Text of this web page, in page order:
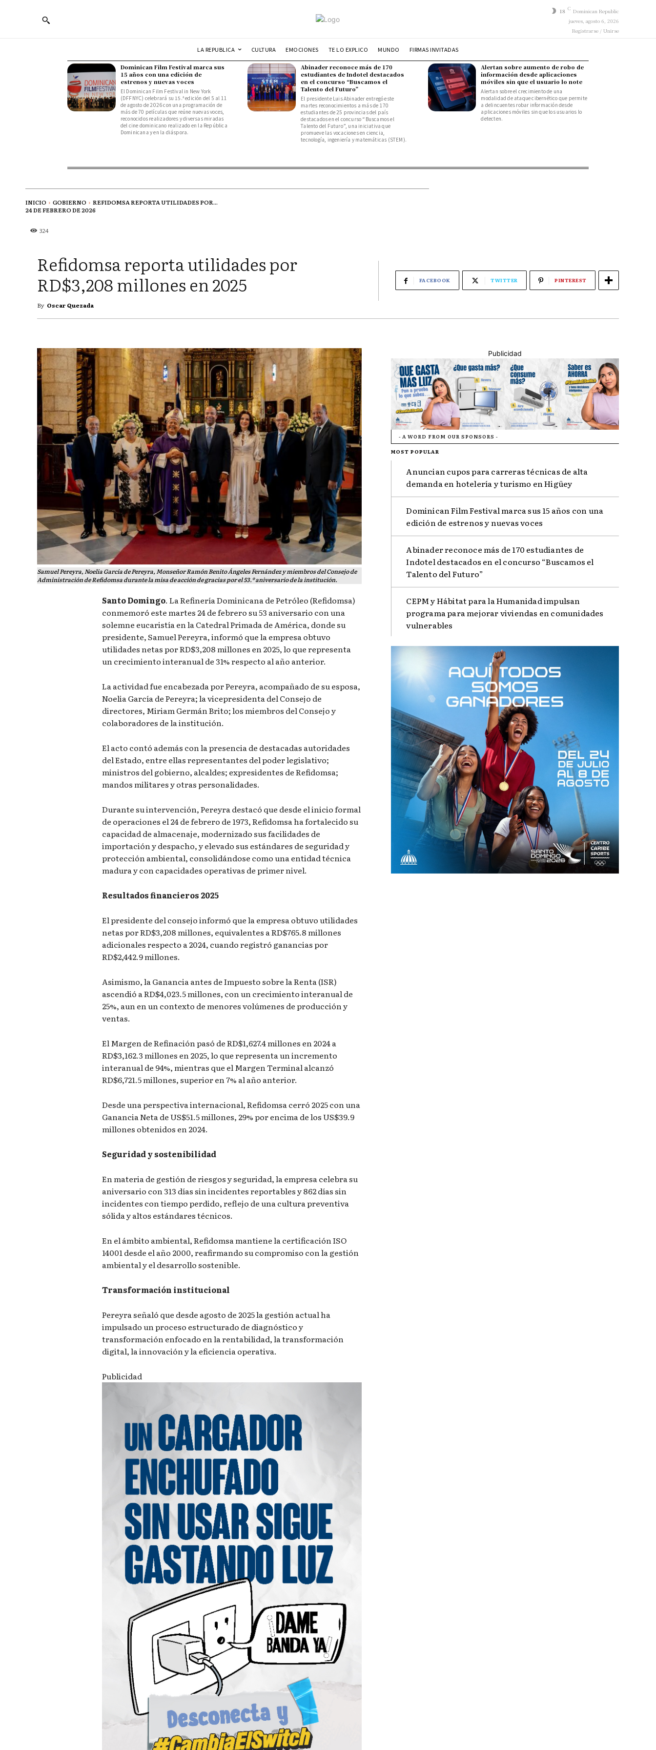
18 C Dominican Republic
jueves, agosto 6, 2026
Registrarse / Unirse
LA REPUBLICA CULTURA EMOCIONES TE LO EXPLICO MUNDO FIRMAS INVITADAS
Dominican Film Festival marca sus
15 años con una edición de
estrenos y nuevas voces
El Dominican Film Festival in New York
(DFFNYC) celebrará su 15.ª edición del 5 al 11
de agosto de 2026 con una programación de
más de 70 películas que reúne nuevas voces,
reconocidos realizadores y diversas miradas
del cine dominicano realizado en la República
Dominicana y en la diáspora.
Abinader reconoce más de 170
estudiantes de Indotel destacados
en el concurso “Buscamos el
Talento del Futuro”
El presidente Luis Abinader entregó este
martes reconocimientos a más de 170
estudiantes de 25 provincias del país
destacados en el concurso “Buscamos el
Talento del Futuro”, una iniciativa que
promueve las vocaciones en ciencia,
tecnología, ingeniería y matemáticas (STEM).
Alertan sobre aumento de robo de
información desde aplicaciones
móviles sin que el usuario lo note
Alertan sobre el crecimiento de una
modalidad de ataque cibernético que permite
a delincuentes robar información desde
aplicaciones móviles sin que los usuarios lo
detecten.
INICIO GOBIERNO
REFIDOMSA REPORTA UTILIDADES POR...
24 DE FEBRERO DE 2026
324
Refidomsa reporta utilidades por
RD$3,208 millones en 2025
By Oscar Quezada
FACEBOOK TWITTER PINTEREST
Samuel Pereyra, Noelia García de Pereyra, Monseñor Ramón Benito Ángeles Fernández y miembros del Consejo de
Administración de Refidomsa durante la misa de acción de gracias por el 53.º aniversario de la institución.
Santo Domingo. La Refinería Dominicana de Petróleo (Refidomsa)
conmemoró este martes 24 de febrero su 53 aniversario con una
solemne eucaristía en la Catedral Primada de América, donde su
presidente, Samuel Pereyra, informó que la empresa obtuvo
utilidades netas por RD$3,208 millones en 2025, lo que representa
un crecimiento interanual de 31% respecto al año anterior.
La actividad fue encabezada por Pereyra, acompañado de su esposa,
Noelia García de Pereyra; la vicepresidenta del Consejo de
directores, Miriam Germán Brito; los miembros del Consejo y
colaboradores de la institución.
El acto contó además con la presencia de destacadas autoridades
del Estado, entre ellas representantes del poder legislativo;
ministros del gobierno, alcaldes; expresidentes de Refidomsa;
mandos militares y otras personalidades.
Durante su intervención, Pereyra destacó que desde el inicio formal
de operaciones el 24 de febrero de 1973, Refidomsa ha fortalecido su
capacidad de almacenaje, modernizado sus facilidades de
importación y despacho, y elevado sus estándares de seguridad y
protección ambiental, consolidándose como una entidad técnica
madura y con capacidades operativas de primer nivel.
Resultados financieros 2025
El presidente del consejo informó que la empresa obtuvo utilidades
netas por RD$3,208 millones, equivalentes a RD$765.8 millones
adicionales respecto a 2024, cuando registró ganancias por
RD$2,442.9 millones.
Asimismo, la Ganancia antes de Impuesto sobre la Renta (ISR)
ascendió a RD$4,023.5 millones, con un crecimiento interanual de
25%, aun en un contexto de menores volúmenes de producción y
ventas.
El Margen de Refinación pasó de RD$1,627.4 millones en 2024 a
RD$3,162.3 millones en 2025, lo que representa un incremento
interanual de 94%, mientras que el Margen Terminal alcanzó
RD$6,721.5 millones, superior en 7% al año anterior.
Desde una perspectiva internacional, Refidomsa cerró 2025 con una
Ganancia Neta de US$51.5 millones, 29% por encima de los US$39.9
millones obtenidos en 2024.
Seguridad y sostenibilidad
En materia de gestión de riesgos y seguridad, la empresa celebra su
aniversario con 313 días sin incidentes reportables y 862 días sin
incidentes con tiempo perdido, reflejo de una cultura preventiva
sólida y altos estándares técnicos.
En el ámbito ambiental, Refidomsa mantiene la certificación ISO
14001 desde el año 2000, reafirmando su compromiso con la gestión
ambiental y el desarrollo sostenible.
Transformación institucional
Pereyra señaló que desde agosto de 2025 la gestión actual ha
impulsado un proceso estructurado de diagnóstico y
transformación enfocado en la rentabilidad, la transformación
digital, la innovación y la eficiencia operativa.
Publicidad
Publicidad
- A WORD FROM OUR SPONSORS -
MOST POPULAR
Anuncian cupos para carreras técnicas de alta
demanda en hotelería y turismo en Higüey
Dominican Film Festival marca sus 15 años con una
edición de estrenos y nuevas voces
Abinader reconoce más de 170 estudiantes de
Indotel destacados en el concurso “Buscamos el
Talento del Futuro”
CEPM y Hábitat para la Humanidad impulsan
programa para mejorar viviendas en comunidades
vulnerables